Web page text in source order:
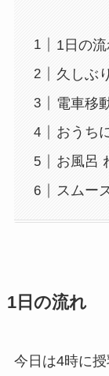
1日の
久しぶ
電車移
おうち
お風呂
スムー
1日の流れ
今日は4時に授